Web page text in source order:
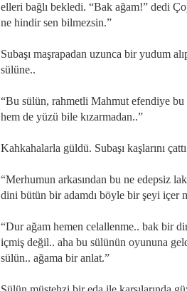
elleri bağlı bekledi. “Bak ağam!” dedi
ne hindir sen bilmezsin.”
Subaşı maşrapadan uzunca bir yudum
sülüne..
“Bu sülün, rahmetli Mahmut efendiye
hem de yüzü bile kızarmadan..”
Kahkahalarla güldü. Subaşı kaşlarını
“Merhumun arkasından bu ne edepsiz
dini bütün bir adamdı böyle bir şeyi içer
“Dur ağam hemen celallenme.. bak bir
içmiş değil.. aha bu sülünün oyununa
sülün.. ağama bir anlat.”